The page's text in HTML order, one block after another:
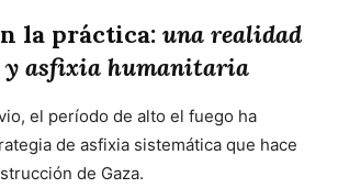
la práctica: una realidad
y asfixia humanitaria
el período de alto el fuego ha
de asfixia sistemática que hace
de Gaza.